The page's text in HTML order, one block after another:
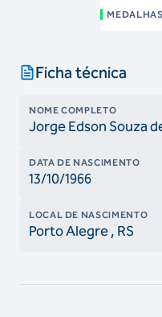
Ficha técnica
NOME COMPLETO
Jorge Edson Souza
DATA DE NASCIMENTO
13/10/1966
LOCAL DE NASCIMENTO
Porto Alegre, RS